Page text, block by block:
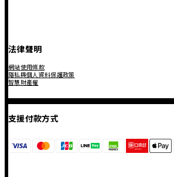
法律聲明
網站使用條款
隱私與個人資料保護政策
智慧財產權
支援付款方式